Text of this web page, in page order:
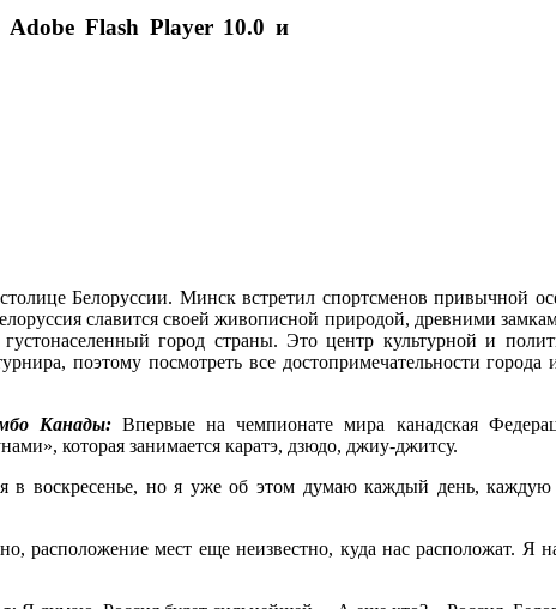
Adobe Flash Player 10.0 и
Белоруссии. Минск встретил спортсменов привычной
славится своей живописной природой, древними
город страны. Это центр культурной и
поэтому посмотреть все достопримечательности города
Канады: Впервые на чемпионате мира канадская
которая занимается каратэ, дзюдо, джиу-джитсу.
в воскресенье, но я уже об этом думаю каждый день,
расположение мест еще неизвестно, куда нас расположат. Я